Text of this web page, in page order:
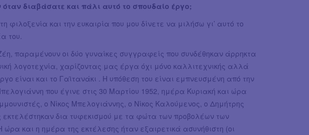
διαβάσατε και πάλι αυτό το σπουδαίο έργο;
φιλοξενία και την ευκαιρία που μου δίνετε να μιλήσω γι’ αυτό το
του.
παραμένουν οι δύο γυναίκες συγγραφείς που συνδέθηκαν άρρηκτα
λογοτεχνία, χαρίζοντας μας έργα όχι μόνο καλλιτεχνικής αλλά
είναι και το Γαϊτανάκι . Η υπόθεση του είναι εμπνευσμένη από την
που έγινε στις 30 Μαρτίου 1952, ημέρα Κυριακή και ώρα
ο Νίκος Μπελογιάννης, ο Νίκος Καλούμενος, ο Δημήτρης
δια τυφεκισμού με τα φώτα των προβολέων των
και η ημέρα της εκτέλεσης ήταν εξαιρετικά ασυνήθιστη (οι